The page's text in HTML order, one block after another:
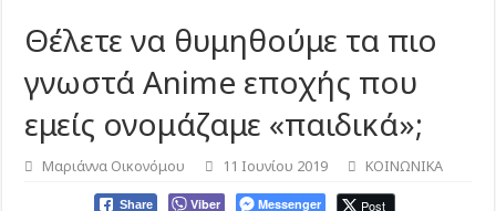
Θέλετε να θυμηθούμε τα πιο
γνωστά Anime εποχής που
εμείς ονομάζαμε «παιδικά»;
Μαριάννα Οικονόμου 11 Ιουνίου 2019 ΚΟΙΝΩΝΙΚΑ
Share Viber Messenger Post